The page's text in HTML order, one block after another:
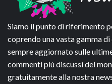
Siamo il punto di riferimento
coprendo una vasta gamma
sempre aggiornato sulle
commenti più discussi del
gratuitamente alla nostra